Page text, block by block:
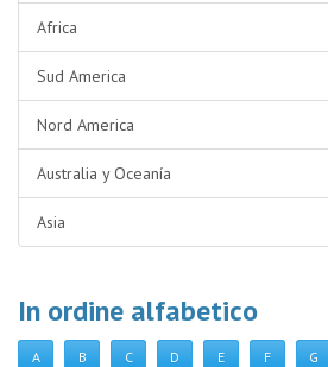
Africa
Sud America
Nord America
Australia y Oceanía
Asia
In ordine alfabetico
A B C D E F G